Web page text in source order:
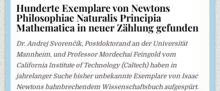
Hunderte Exemplare von Newtons
Philosophiae Naturalis Principia
Mathematica in neuer Zählung gefunden
Dr. Andrej Svorenčík, Postdoktorand an der Universität
Mannheim, und Professor Mordechai Feingold vom
California Institute of Technology (Caltech) haben in
jahrelanger Suche bisher unbekannte Exemplare von Isaac
Newtons bahnbrechendem Wissenschaftsbuch aufgespürt.